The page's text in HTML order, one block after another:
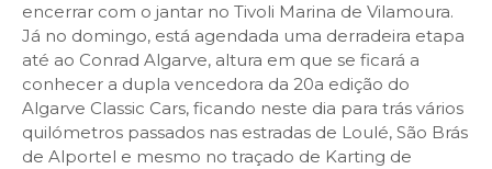
encerrar com o jantar no Tivoli Marina de Vilamoura.
Já no domingo, está agendada uma derradeira etapa
até ao Conrad Algarve, altura em que se ficará a
conhecer a dupla vencedora da 20a edição do
Algarve Classic Cars, ficando neste dia para trás vários
quilómetros passados nas estradas de Loulé, São Brás
de Alportel e mesmo no traçado de Karting de